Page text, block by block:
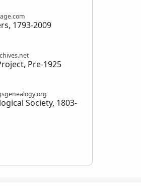
1793-2009
Pre-1925
Society, 1803-